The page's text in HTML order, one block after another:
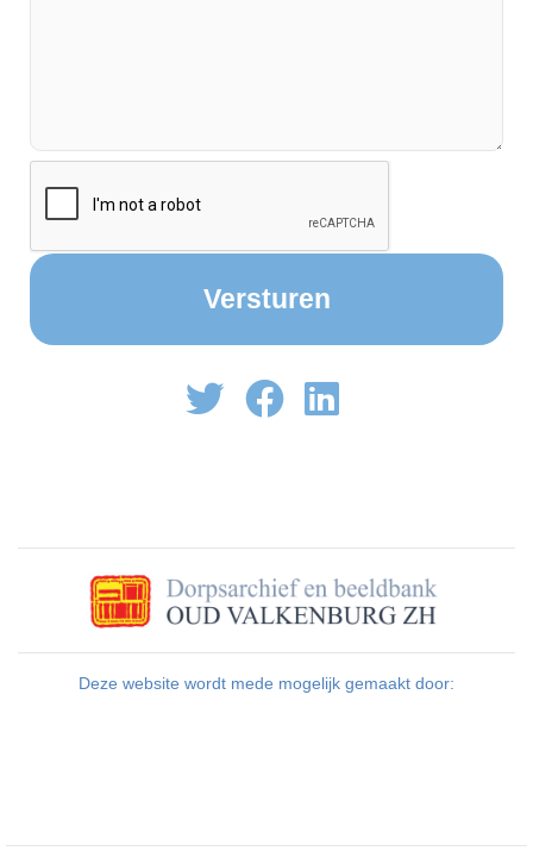
Deze website wordt mede mogelijk gemaakt door: